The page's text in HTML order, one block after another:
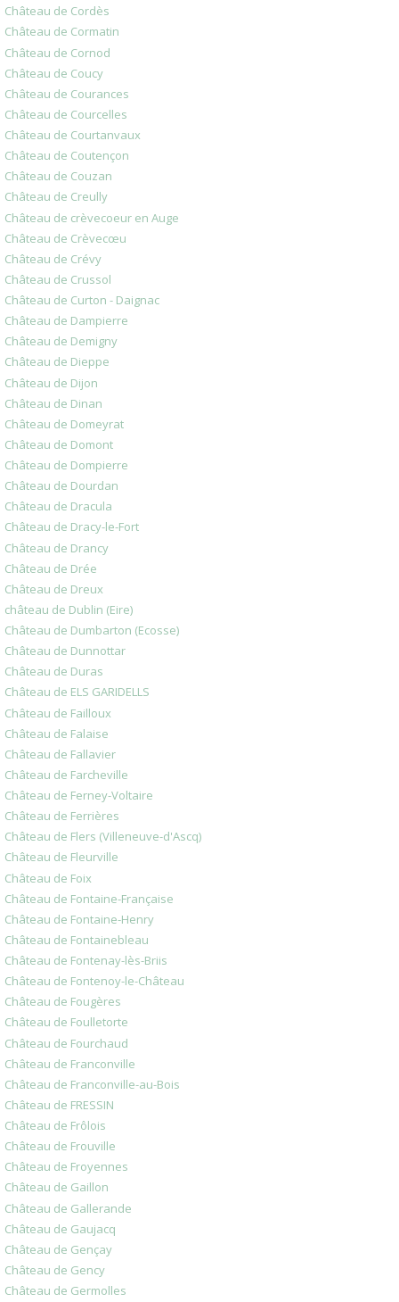
Château de Cordès
Château de Cormatin
Château de Cornod
Château de Coucy
Château de Courances
Château de Courcelles
Château de Courtanvaux
Château de Coutençon
Château de Couzan
Château de Creully
Château de crèvecoeur en Auge
Château de Crèvecœu
Château de Crévy
Château de Crussol
Château de Curton - Daignac
Château de Dampierre
Château de Demigny
Château de Dieppe
Château de Dijon
Château de Dinan
Château de Domeyrat
Château de Domont
Château de Dompierre
Château de Dourdan
Château de Dracula
Château de Dracy-le-Fort
Château de Drancy
Château de Drée
Château de Dreux
château de Dublin (Eire)
Château de Dumbarton (Ecosse)
Château de Dunnottar
Château de Duras
Château de ELS GARIDELLS
Château de Failloux
Château de Falaise
Château de Fallavier
Château de Farcheville
Château de Ferney-Voltaire
Château de Ferrières
Château de Flers (Villeneuve-d'Ascq)
Château de Fleurville
Château de Foix
Château de Fontaine-Française
Château de Fontaine-Henry
Château de Fontainebleau
Château de Fontenay-lès-Briis
Château de Fontenoy-le-Château
Château de Fougères
Château de Foulletorte
Château de Fourchaud
Château de Franconville
Château de Franconville-au-Bois
Château de FRESSIN
Château de Frôlois
Château de Frouville
Château de Froyennes
Château de Gaillon
Château de Gallerande
Château de Gaujacq
Château de Gençay
Château de Gency
Château de Germolles